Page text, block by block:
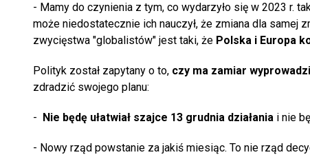
- Mamy do czynienia z tym, co wydarzyło się w 2023 r.
może niedostatecznie ich nauczył, że zmiana dla samej
zwycięstwa "globalistów" jest taki, że Polska i Europa
Polityk został zapytany o to, czy ma zamiar
zdradzić swojego planu:
- Nie będę ułatwiał szajce 13 grudnia działania i nie
- Nowy rząd powstanie za jakiś miesiąc. To nie rząd